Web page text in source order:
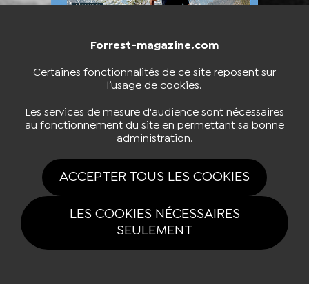
Forrest-magazine.com
Certaines fonctionnalités de ce site reposent sur
l’usage de cookies.
Les services de mesure d'audience sont nécessaires
au fonctionnement du site en permettant sa bonne
administration.
ACCEPTER TOUS LES COOKIES
LES COOKIES NÉCESSAIRES
SEULEMENT